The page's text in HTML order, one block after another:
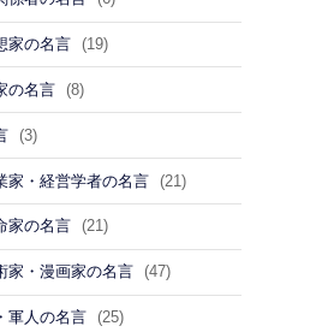
家の名言 (19)
の名言 (8)
(3)
家・経営学者の名言 (21)
家の名言 (21)
家・漫画家の名言 (47)
軍人の名言 (25)